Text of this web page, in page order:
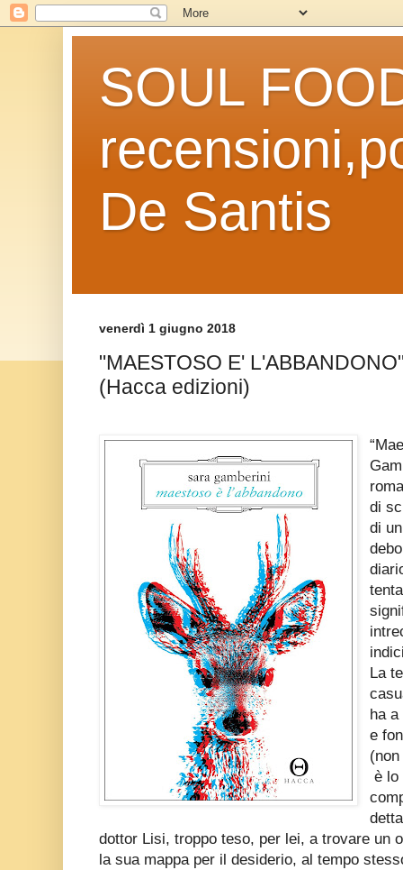
SOUL
De Santis
venerdì 1 giugno 2018
"MAESTOSO E'
(Hacca edizioni)
di
di
La
ha
e
è lo
dottor Lisi, troppo teso, per lei, a trovare un
la sua mappa per il desiderio, al tempo